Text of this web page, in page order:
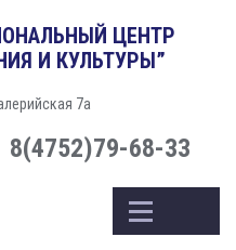
ЦЕНТР
И КУЛЬТУРЫ”
7а
8(4752)79-68-33